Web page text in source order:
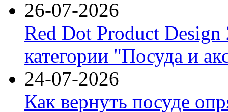
26-07-2026
Red Dot Product Design
категории "Посуда и
24-07-2026
Как вернуть посуде